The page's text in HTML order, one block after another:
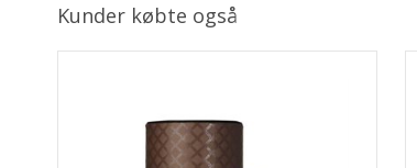
Kunder købte også